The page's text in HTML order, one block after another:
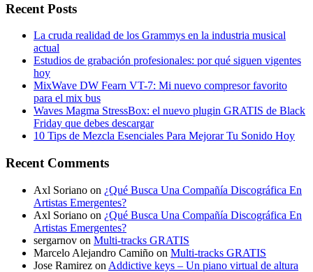
Recent Posts
La cruda realidad de los Grammys en la industria musical
actual
Estudios de grabación profesionales: por qué siguen vigentes
hoy
MixWave DW Fearn VT-7: Mi nuevo compresor favorito
para el mix bus
Waves Magma StressBox: el nuevo plugin GRATIS de Black
Friday que debes descargar
10 Tips de Mezcla Esenciales Para Mejorar Tu Sonido Hoy
Recent Comments
Axl Soriano on ¿Qué Busca Una Compañía Discográfica En
Artistas Emergentes?
Axl Soriano on ¿Qué Busca Una Compañía Discográfica En
Artistas Emergentes?
sergarnov on Multi-tracks GRATIS
Marcelo Alejandro Camiño on Multi-tracks GRATIS
Jose Ramirez on Addictive keys – Un piano virtual de altura